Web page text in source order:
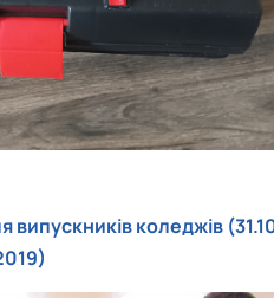
випускників коледжів